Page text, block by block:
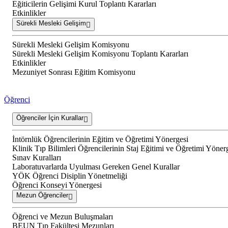
Eğiticilerin Gelişimi Kurul Toplantı Kararları
Etkinlikler
Sürekli Mesleki Gelişim
Sürekli Mesleki Gelişim Komisyonu
Sürekli Mesleki Gelişim Komisyonu Toplantı Kararları
Etkinlikler
Mezuniyet Sonrası Eğitim Komisyonu
Öğrenci
Öğrenciler İçin Kurallar
İntörnlük Öğrencilerinin Eğitim ve Öğretimi Yönergesi
Klinik Tıp Bilimleri Öğrencilerinin Staj Eğitimi ve Öğretimi
Sınav Kuralları
Laboratuvarlarda Uyulması Gereken Genel Kurallar
YÖK Öğrenci Disiplin Yönetmeliği
Öğrenci Konseyi Yönergesi
Mezun Öğrenciler
Öğrenci ve Mezun Buluşmaları
BEUN Tıp Fakültesi Mezunları